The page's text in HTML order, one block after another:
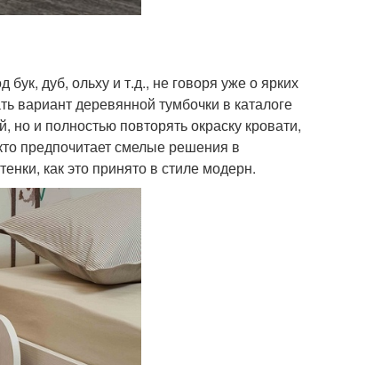
дуб, ольху и т.д., не говоря уже о ярких
вариант деревянной тумбочки в каталоге
и полностью повторять окраску кровати,
предпочитает смелые решения в
как это принято в стиле модерн.